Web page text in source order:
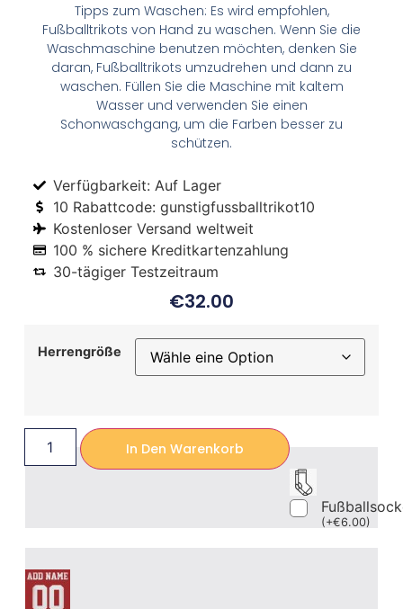
Tipps zum Waschen: Es wird empfohlen,
Fußballtrikots von Hand zu waschen. Wenn Sie die
Waschmaschine benutzen möchten, denken Sie
daran, Fußballtrikots umzudrehen und dann zu
waschen. Füllen Sie die Maschine mit kaltem
Wasser und verwenden Sie einen
Schonwaschgang, um die Farben besser zu
schützen.
Verfügbarkeit: Auf Lager
10 Rabattcode: gunstigfussballtrikot10
Kostenloser Versand weltweit
100 % sichere Kreditkartenzahlung
30-tägiger Testzeitraum
€32.00
Herrengröße
In Den Warenkorb
(+€6.00)